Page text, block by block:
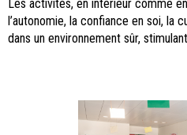
Les activités, en intérieur comme
l’autonomie, la confiance en soi, la
dans un environnement sûr,